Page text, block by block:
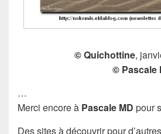
©Quichottine,
© Pascale
…
Merci encore à Pascale MD pour
Des sites à découvrir pour